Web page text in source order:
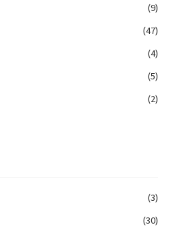
(9)
(47)
(4)
(5)
(2)
(3)
(30)